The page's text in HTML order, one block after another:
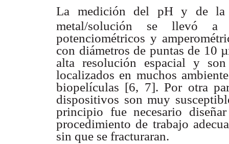
La medición del pH y de la
metal/solución se llevó
potenciométricos y
con diámetros de puntas de 10
alta resolución espacial y
localizados en muchos
biopelículas [6, 7]. Por otra
dispositivos son muy
principio fue necesario
procedimiento de trabajo
sin que se fracturaran.